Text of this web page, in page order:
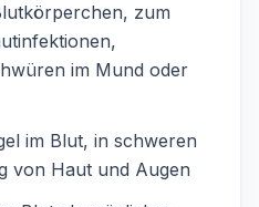
zum
im Mund oder
im Blut, in schweren
von Haut und Augen